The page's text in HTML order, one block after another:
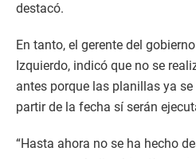
destacó.
En tanto, el gerente del
Izquierdo, indicó que no se
antes porque las planillas ya
partir de la fecha sí serán
“Hasta ahora no se ha hecho